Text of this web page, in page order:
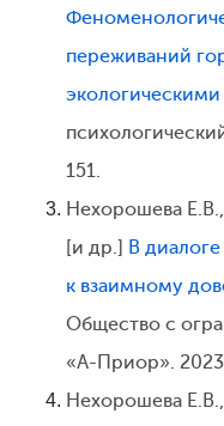
переживаний
151.
Нехорошева
[и др.] В
к взаимному
Общество с
«А-Приор».
Нехорошева